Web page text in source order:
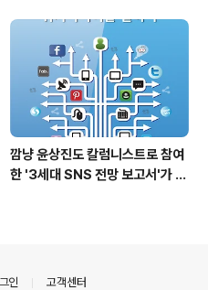
깜냥 윤상진도 칼럼니스트로 참여
한 '3세대 SNS 전망 보고서'가 발
인 고객센터